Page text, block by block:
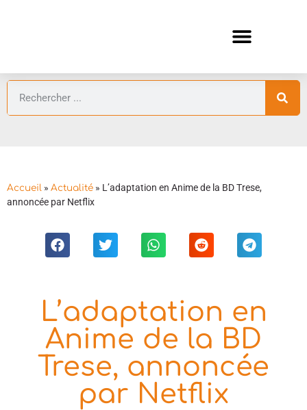
Accueil » Actualité » L’adaptation en Anime de la BD Trese,
annoncée par Netflix
L’adaptation en
Anime de la BD
Trese, annoncée
par Netflix